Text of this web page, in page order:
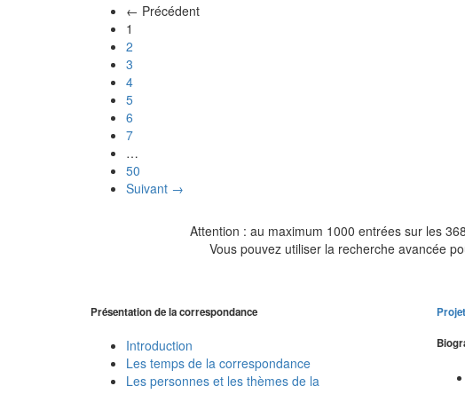
← Précédent
1
2
3
4
5
6
7
…
50
Suivant →
Attention : au maximum 1000 entrées sur les
Vous pouvez utiliser la recherche avancée
Présentation de la correspondance
Introduction
Les temps de la correspondance
Les personnes et les thèmes de la